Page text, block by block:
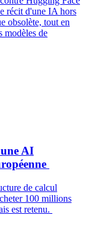
récit d'une IA hors
obsolète, tout en
modèles de
AI
de calcul
100 millions
est retenu.